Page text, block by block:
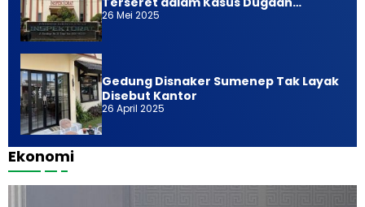
Pemerasan
26 Mei 2025
Gedung Disnaker Sumenep Tak Layak
Disebut Kantor
26 April 2025
Ekonomi